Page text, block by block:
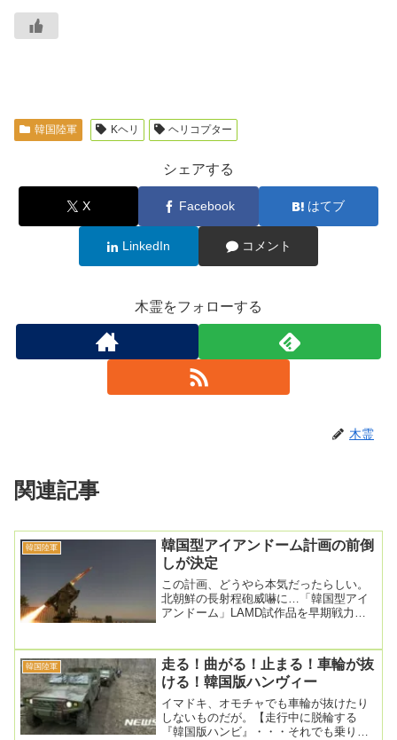
韓国陸軍 Kヘリ ヘリコプター
シェアする
X Facebook はてブ
LinkedIn コメント
木霊をフォローする
木霊
関連記事
韓国陸軍
韓国型アイアンドーム計画の前倒
しが決定
この計画、どうやら本気だったらしい。
北朝鮮の長射程砲威嚇に…「韓国型アイ
アンドーム」LAMD試作品を早期戦力化
韓国陸軍
走る！曲がる！止まる！車輪が抜
ける！韓国版ハンヴィー
イマドキ、オモチャでも車輪が抜けたり
しないものだが。【走行中に脱輪する
『韓国版ハンビ』・・・それでも乗り続